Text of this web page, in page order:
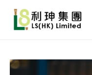
ARAMASA
號
誕
90